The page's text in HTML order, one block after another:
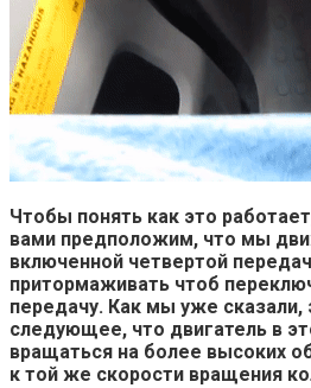
Чтобы понять как это
вами предположим, что мы
включенной четвертой
притормаживать чтоб
передачу. Как мы уже сказали,
следующее, что двигатель в
вращаться на более высоких
к той же скорости вращения